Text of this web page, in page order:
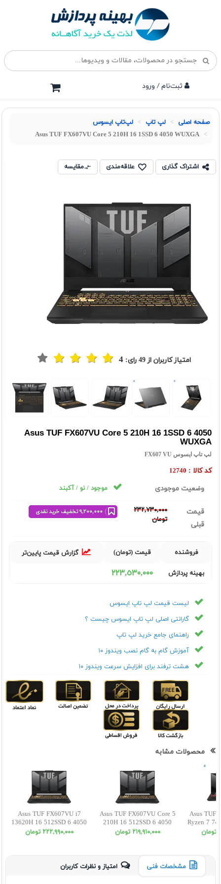
ثبت‌نام / ورود
صفحه اصلی لپ تاپ لپ‌تاپ ایسوس
Asus TUF FX607VU Core 5 210H 16 1SSD 6 4050 WUXGA
اشتراک گذاری علاقه‌مندی مقایسه
امتیاز کاربران از49 رای: 4
Asus TUF FX607VU Core 5 210H 16 1SSD 6 4050
WUXGA
لپ تاپ ایسوس FX607 VU
کد کالا : 12740
وضعیت موجودی موجود / نو / آکبند
قیمت
قبلی
٢٣٢,٧٣٠,٠٠٠
تومان
فروشنده قیمت (تومان) گزارش قیمت پایین‌تر
بهینه پردازش ٢٢٣,٥٣٠,٠٠٠
لیست قیمت لپ تاپ ایسوس
گارانتی اصلی لپ تاپ ایسوس چیست ؟
راهنمای جامع خرید لپ تاپ
آموزش گام به گام نصب ویندوز ۱۰
هشت ترفند برای افزایش سرعت ویندوز ۱۰
محصولات مشابه
Asus TUF FX607VU i7
13620H 16 512SSD 6 4050
WUXGA
٢٢٢,٩٩٠,٠٠٠ تومان
Asus TUF FX607VU Core 5
210H 16 512SSD 6 4050
WUXGA
٢١٩,٩١٠,٠٠٠ تومان
Asus TUF
Ryzen 7
مشخصات فنی امتیاز و نظرات کاربران